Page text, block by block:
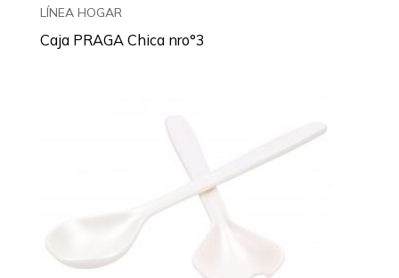
LÍNEA HOGAR
Caja PRAGA Chica nro°3